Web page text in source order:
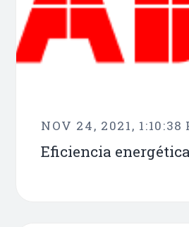
NOV 24, 2021, 1:10:38
Eficiencia